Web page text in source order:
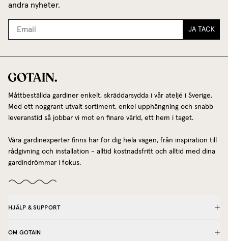
andra nyheter.
JA TACK
Måttbeställda gardiner enkelt, skräddarsydda i vår ateljé i Sverige.
Med ett noggrant utvalt sortiment, enkel upphängning och snabb
leveranstid så jobbar vi mot en finare värld, ett hem i taget.
Våra gardinexperter finns här för dig hela vägen, från inspiration till
rådgivning och installation - alltid kostnadsfritt och alltid med dina
gardindrömmar i fokus.
HJÄLP & SUPPORT
OM GOTAIN